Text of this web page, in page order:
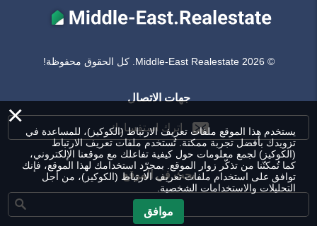
© Middle-East Realestate 2026. كل الحقوق محفوظة!
جهات الاتصال
اترك استفسارك
بحث في الموقع
×
يستخدم هذا الموقع ملفات تعريف الارتباط (الكوكيز)، للمساعدة في
تزويدك بأفضل تجربة ممكنة. تُستخدم ملفات تعريف الارتباط
(الكوكيز) لجمع معلومات حول كيفية تفاعلك مع موقعنا الإلكتروني،
كما تُمكنّنا من تذكّر زوار الموقع. بمجرّد استخدامك لهذا الموقع، فإنك
توافق على استخدام ملفات تعريف الارتباط (الكوكيز)، من أجل
التحليلات والاستخدامات الشخصية.
موافق